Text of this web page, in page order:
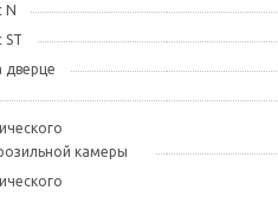
N
ST
дверце
камеры